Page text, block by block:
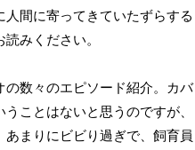
間に寄ってきていたずらする
みください。
数々のエピソード紹介。カバ
ことはないと思うのですが、
まりにビビり過ぎで、飼育員